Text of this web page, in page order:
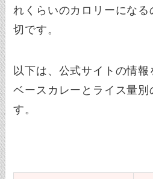
れくらいのカロリーにな
切です。
以下は、公式サイトの情
ベースカレーとライス量
す。